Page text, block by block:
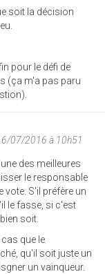
soit la décision
pour le défi de
(ça m'a pas paru
07/2016 à 10h51
des meilleures
le responsable
S'il préfère un
le fasse, si c'est
soit.
que le
qu'il soit juste un
un vainqueur.